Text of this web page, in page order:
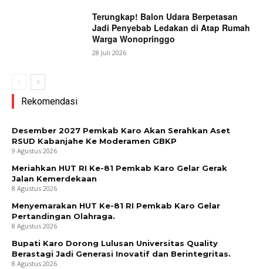
Terungkap! Balon Udara Berpetasan
Jadi Penyebab Ledakan di Atap Rumah
Warga Wonopringgo
28 Juli 2026
Rekomendasi
Desember 2027 Pemkab Karo Akan Serahkan Aset
RSUD Kabanjahe Ke Moderamen GBKP
9 Agustus 2026
Meriahkan HUT RI Ke-81 Pemkab Karo Gelar Gerak
Jalan Kemerdekaan
8 Agustus 2026
Menyemarakan HUT Ke-81 RI Pemkab Karo Gelar
Pertandingan Olahraga.
8 Agustus 2026
Bupati Karo Dorong Lulusan Universitas Quality
Berastagi Jadi Generasi Inovatif dan Berintegritas.
8 Agustus 2026